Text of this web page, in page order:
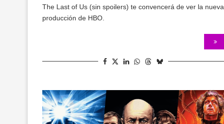
The Last of Us (sin spoilers) te convencerá de ver la nueva
producción de HBO.